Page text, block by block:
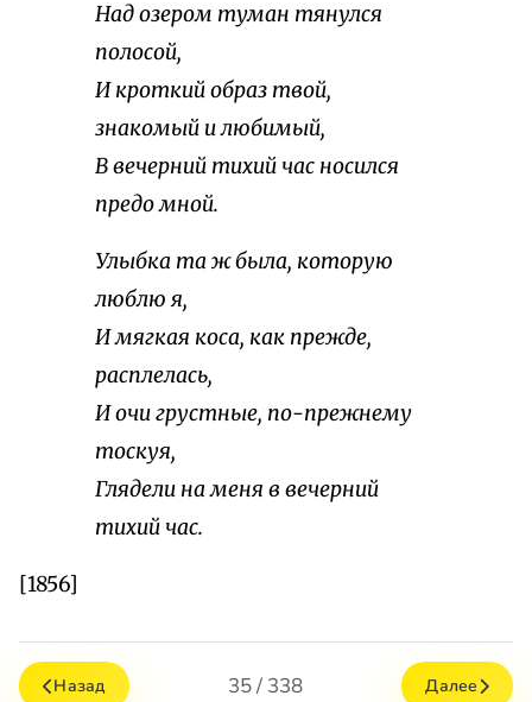
Над озером туман тянулся
полосой,
И кроткий образ твой,
знакомый и любимый,
В вечерний тихий час носился
предо мной.
Улыбка та ж была, которую
люблю я,
И мягкая коса, как прежде,
расплелась,
И очи грустные, по-прежнему
тоскуя,
Глядели на меня в вечерний
тихий час.
[1856]
Назад 35 / 338 Далее